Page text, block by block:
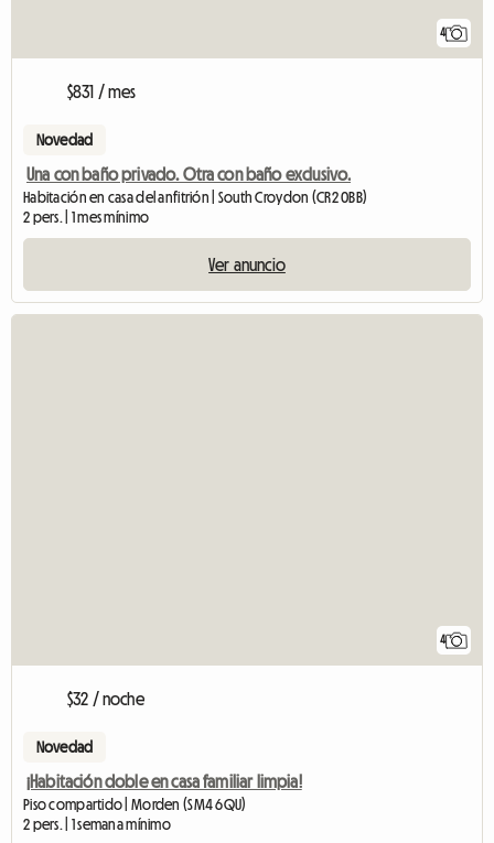
4
$831 / mes
Novedad
Una con baño privado. Otra con baño exclusivo.
Habitación en casa del anfitrión | South Croydon (CR2 0BB)
2 pers. | 1 mes mínimo
Ver anuncio
4
$32 / noche
Novedad
¡Habitación doble en casa familiar limpia!
Piso compartido | Morden (SM4 6QU)
2 pers. | 1 semana mínimo